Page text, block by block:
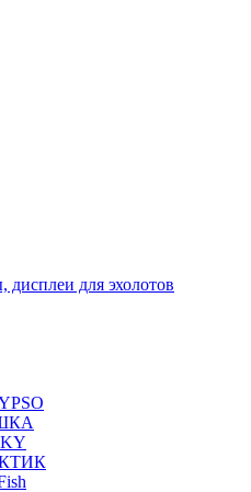
для эхолотов